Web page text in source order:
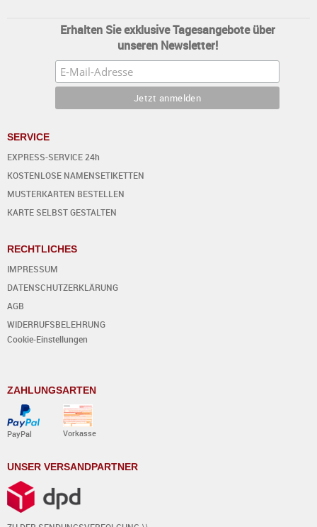
Erhalten Sie exklusive Tagesangebote über
unseren Newsletter!
SERVICE
EXPRESS-SERVICE 24h
KOSTENLOSE NAMENSETIKETTEN
MUSTERKARTEN BESTELLEN
KARTE SELBST GESTALTEN
RECHTLICHES
IMPRESSUM
DATENSCHUTZERKLÄRUNG
AGB
WIDERRUFSBELEHRUNG
Cookie-Einstellungen
ZAHLUNGSARTEN
PayPal Vorkasse
UNSER VERSANDPARTNER